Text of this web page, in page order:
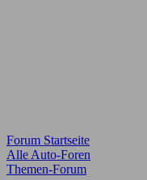
Forum Startseite
Alle Auto-Foren
Themen-Forum